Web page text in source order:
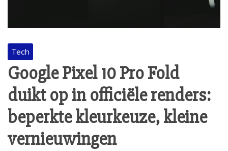
Tech
Google Pixel 10 Pro Fold
duikt op in officiële renders:
beperkte kleurkeuze, kleine
vernieuwingen